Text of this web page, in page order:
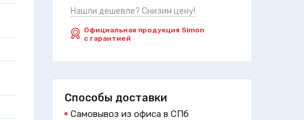
Нашли дешевле? Снизим цену!
Официальная продукция Simon
с гарантией
Способы доставки
Самовывоз из офиса в СПб